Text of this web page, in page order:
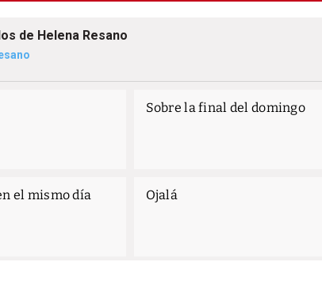
de Helena Resano
Sobre la final del domingo
el mismo día Ojalá